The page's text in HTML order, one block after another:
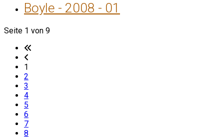
Boyle - 2008 - 01
Seite 1 von 9
1
2
3
4
5
6
7
8